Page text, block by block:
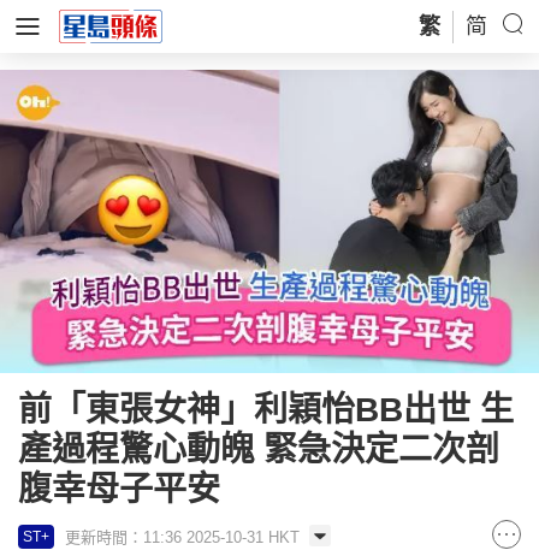
繁 简
前「東張女神」利穎怡BB出世 生
產過程驚心動魄 緊急決定二次剖
腹幸母子平安
ST+ 更新時間：11:36 2025-10-31 HKT